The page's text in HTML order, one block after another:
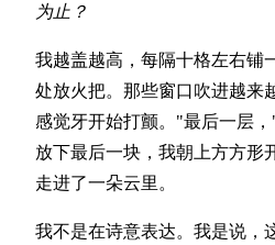
为止？
我越盖越高，每隔十格左右铺
处放火把。那些窗口吹进越来
感觉牙开始打颤。"最后一层
放下最后一块，我朝上方方形
走进了一朵云里。
我不是在诗意表达。我是说，